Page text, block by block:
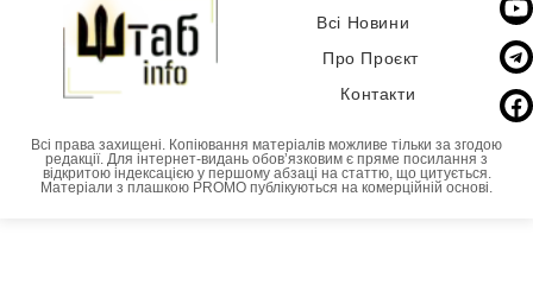
Всі Новини
Про Проєкт
Контакти
Всі права захищені. Копіювання матеріалів можливе тільки за згодою
редакції. Для інтернет-видань обовʼязковим є пряме посилання з
відкритою індексацією у першому абзаці на статтю, що цитується.
Матеріали з плашкою PROMO публікуються на комерційній основі.